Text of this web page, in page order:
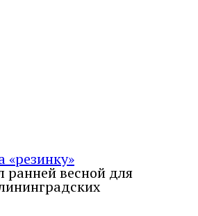
ранней весной для